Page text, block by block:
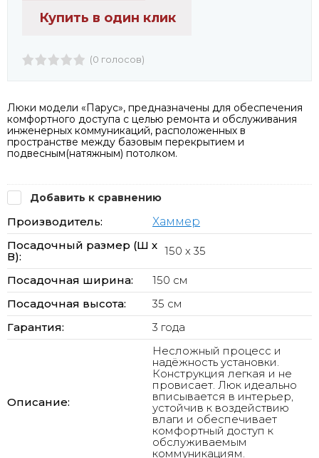
Купить в один клик
(0 голосов)
Люки модели «Парус», предназначены для обеспечения
комфортного доступа с целью ремонта и обслуживания
инженерных коммуникаций, расположенных в
пространстве между базовым перекрытием и
подвесным(натяжным) потолком.
Добавить к сравнению
Производитель:
Хаммер
Посадочный размер (Ш х
В):
150 x 35
Посадочная ширина:
150 см
Посадочная высота:
35 см
Гарантия:
3 года
Описание:
Несложный процесс и
надёжность установки.
Конструкция легкая и не
провисает. Люк идеально
вписывается в интерьер,
устойчив к воздействию
влаги и обеспечивает
комфортный доступ к
обслуживаемым
коммуникациям.